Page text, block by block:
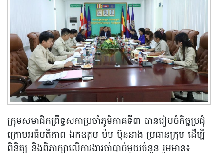
ក្រុមសមាជិកព្រឹទ្ធសភាប្រចាំភូមិភាគទី៣ បានរៀបចំកិច្ចប្រជុំ
ក្រោមអធិបតីភាព ឯកឧត្តម ម៉ម ប៊ុននាង ប្រធានក្រុម ដើម្បី
ពិនិត្យ និងពិភាក្សាលើការងារចាំបាច់មួយចំនួន រួមមាន៖